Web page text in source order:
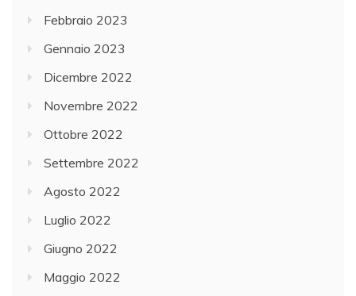
Febbraio 2023
Gennaio 2023
Dicembre 2022
Novembre 2022
Ottobre 2022
Settembre 2022
Agosto 2022
Luglio 2022
Giugno 2022
Maggio 2022